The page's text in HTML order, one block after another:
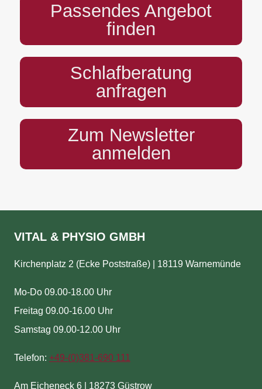
Passendes Angebot
finden
Schlafberatung
anfragen
Zum Newsletter
anmelden
VITAL & PHYSIO GMBH
Kirchenplatz 2 (Ecke Poststraße) | 18119 Warnemünde
Mo-Do 09.00-18.00 Uhr
Freitag 09.00-16.00 Uhr
Samstag 09.00-12.00 Uhr
Telefon: +49-(0)381-690 111
Am Eicheneck 6 | 18273 Güstrow